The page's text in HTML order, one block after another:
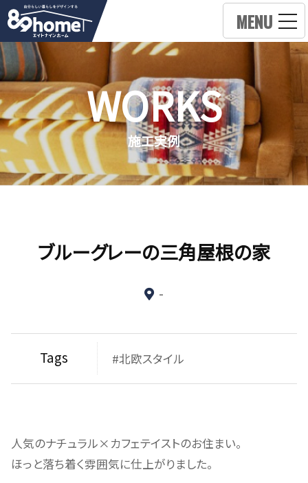
MENU
WORKS
施工実例
ブルーグレーの三角屋根の家
-
Tags #北欧スタイル
人気のナチュラル×カフェテイストのお住まい。
ほっと落ち着く雰囲気に仕上がりました。